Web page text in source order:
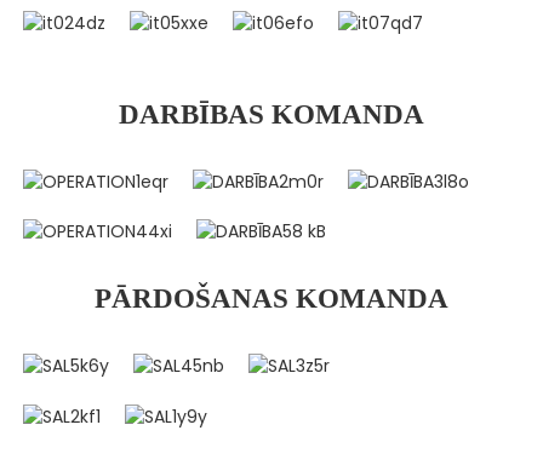
DARBĪBAS KOMANDA
PĀRDOŠANAS KOMANDA